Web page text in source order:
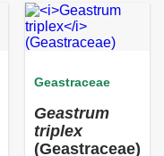
Geastraceae
Geastrum
triplex
(Geastraceae)